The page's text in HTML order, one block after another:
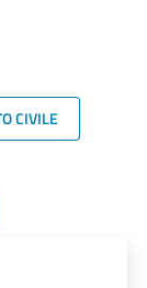
CIVILE